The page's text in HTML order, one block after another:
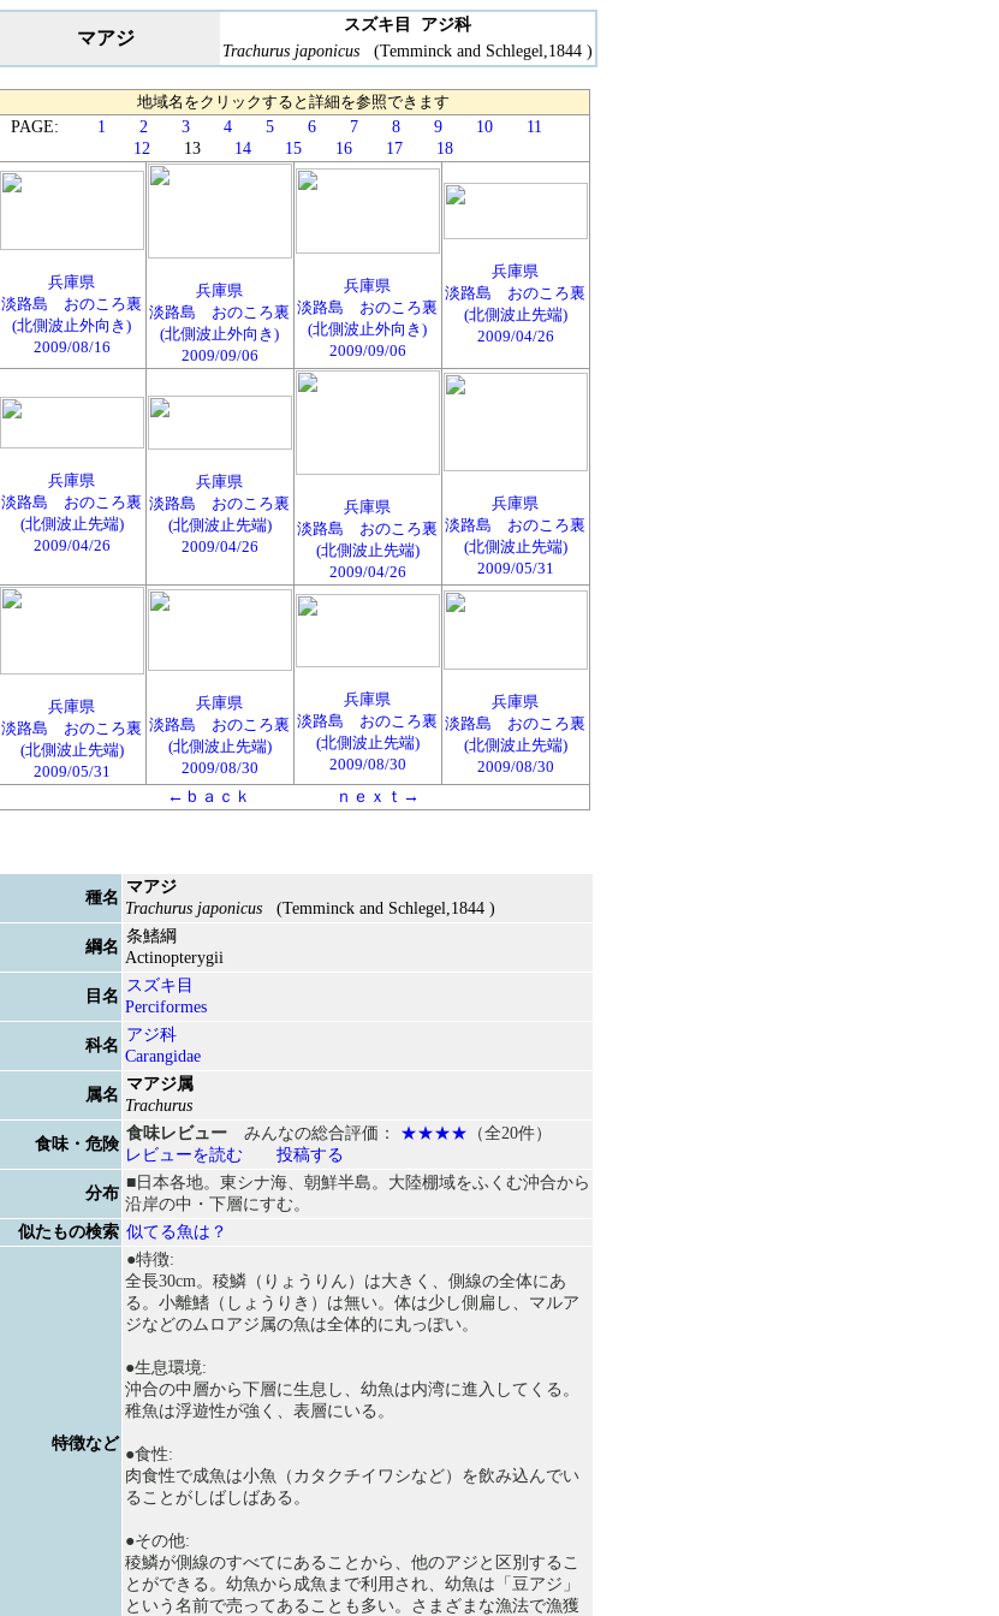
マアジ
スズキ目 アジ科
Trachurus japonicus
(Temminck and Schlegel,1844 )
地域名をクリックすると詳細を参照できます
PAGE: 1 2 3 4 5 6 7 8 9 10
11
12 13 14 15 16 17 18
兵庫県
淡路島 おのころ裏
(北側波止外向き)
2009/08/16
兵庫県
淡路島 おのころ裏
(北側波止外向き)
2009/09/06
兵庫県
淡路島 おのころ裏
(北側波止外向き)
2009/09/06
兵庫県
淡路島 おのころ裏
(北側波止先端)
2009/04/26
兵庫県
淡路島 おのころ裏
(北側波止先端)
2009/04/26
兵庫県
淡路島 おのころ裏
(北側波止先端)
2009/04/26
兵庫県
淡路島 おのころ裏
(北側波止先端)
2009/04/26
兵庫県
淡路島 おのころ裏
(北側波止先端)
2009/05/31
兵庫県
淡路島 おのころ裏
(北側波止先端)
2009/05/31
兵庫県
淡路島 おのころ裏
(北側波止先端)
2009/08/30
兵庫県
淡路島 おのころ裏
(北側波止先端)
2009/08/30
兵庫県
淡路島 おのころ裏
(北側波止先端)
2009/08/30
←ｂａｃｋ
ｎｅｘｔ→
種名
マアジ
Trachurus japonicus
(Temminck and Schlegel,1844 )
綱名
条鰭綱
Actinopterygii
目名
スズキ目
Perciformes
科名
アジ科
Carangidae
属名
マアジ属
Trachurus
食味・危険
食味レビュー みんなの総合評価： ★★★★ （全20件）
レビューを読む
投稿する
分布
■日本各地。東シナ海、朝鮮半島。大陸棚域をふくむ沖合から
沿岸の中・下層にすむ。
似たもの検索 似てる魚は？
特徴など
●特徴:
全長30cm。稜鱗（りょうりん）は大きく、側線の全体にあ
る。小離鰭（しょうりき）は無い。体は少し側扁し、マルア
ジなどのムロアジ属の魚は全体的に丸っぽい。
●生息環境:
沖合の中層から下層に生息し、幼魚は内湾に進入してくる。
稚魚は浮遊性が強く、表層にいる。
●食性:
肉食性で成魚は小魚（カタクチイワシなど）を飲み込んでい
ることがしばしばある。
●その他:
稜鱗が側線のすべてにあることから、他のアジと区別するこ
とができる。幼魚から成魚まで利用され、幼魚は「豆アジ」
という名前で売ってあることも多い。さまざまな漁法で漁獲